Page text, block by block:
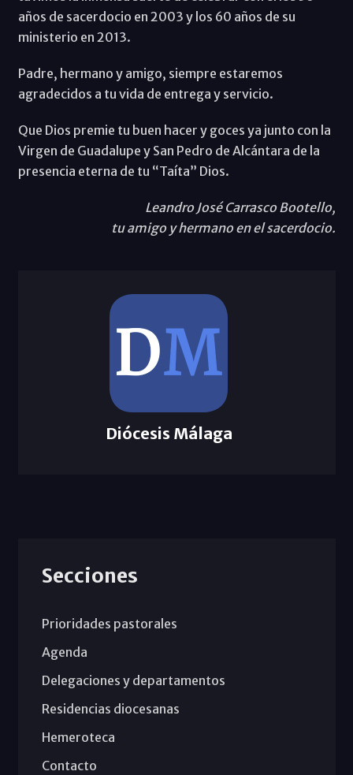
años de sacerdocio en 2003 y los 60 años de su
ministerio en 2013.
Padre, hermano y amigo, siempre estaremos
agradecidos a tu vida de entrega y servicio.
Que Dios premie tu buen hacer y goces ya junto con la
Virgen de Guadalupe y San Pedro de Alcántara de la
presencia eterna de tu “Taíta” Dios.
Leandro José Carrasco Bootello,
tu amigo y hermano en el sacerdocio.
Diócesis Málaga
Secciones
Prioridades pastorales
Agenda
Delegaciones y departamentos
Residencias diocesanas
Hemeroteca
Contacto